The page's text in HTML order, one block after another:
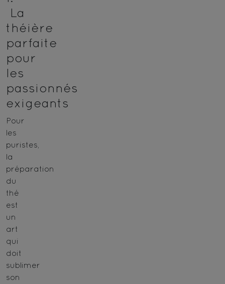
La
théière
parfaite
pour
les
passionnés
exigeants
Pour
les
puristes,
la
préparation
du
thé
est
un
art
qui
doit
sublimer
son